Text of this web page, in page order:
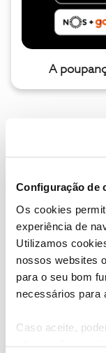
Configuração de
Os cookies
experiência de
Utilizamos
nossos websites
para o seu bom
necessários para
Caso aceite,
A
Descubra